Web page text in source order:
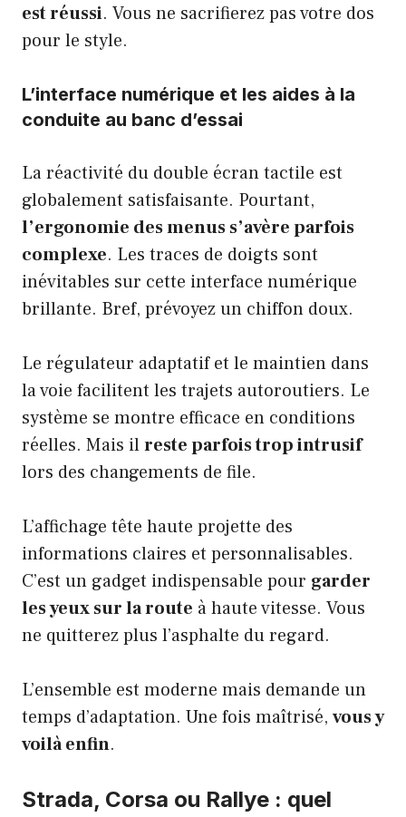
est réussi. Vous ne sacrifierez pas votre dos
pour le style.
L’interface numérique et les aides à la
conduite au banc d’essai
La réactivité du double écran tactile est
globalement satisfaisante. Pourtant,
l’ergonomie des menus s’avère parfois
complexe. Les traces de doigts sont
inévitables sur cette interface numérique
brillante. Bref, prévoyez un chiffon doux.
Le régulateur adaptatif et le maintien dans
la voie facilitent les trajets autoroutiers. Le
système se montre efficace en conditions
réelles. Mais ilreste parfois trop intrusif
lors des changements de file.
L’affichage tête haute projette des
informations claires et personnalisables.
C’est un gadget indispensable pour garder
les yeux sur la route à haute vitesse. Vous
ne quitterez plus l’asphalte du regard.
L’ensemble est moderne mais demande un
temps d’adaptation. Une fois maîtrisé, vous y
voilà enfin.
Strada, Corsa ou Rallye : quel